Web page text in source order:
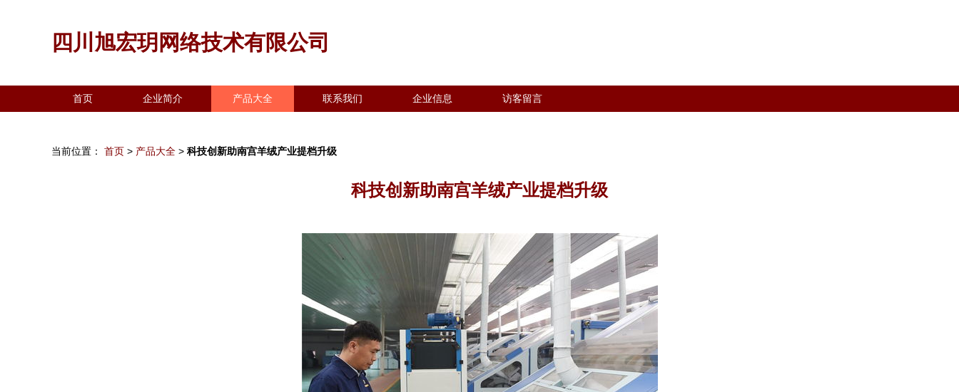
四川旭宏玥网络技术有限公司
首页 企业简介 产品大全 联系我们 企业信息 访客留言
当前位置： 首页 > 产品大全 > 科技创新助南宫羊绒产业提档升级
科技创新助南宫羊绒产业提档升级